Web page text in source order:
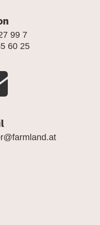
99 7
60 25